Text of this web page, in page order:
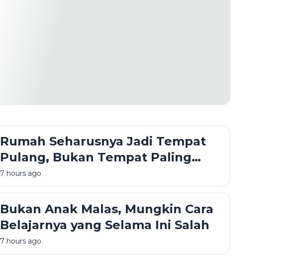
Rumah Seharusnya Jadi Tempat
Pulang, Bukan Tempat Paling
Melelahkan
7 hours ago
Bukan Anak Malas, Mungkin Cara
Belajarnya yang Selama Ini Salah
7 hours ago